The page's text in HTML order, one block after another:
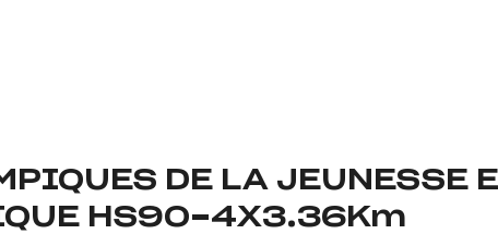
DE LA JEUNESSE
HS90-4X3.36Km